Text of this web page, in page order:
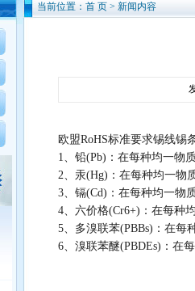
当前位置：首 页 > 新闻内容
欧盟RoHS标准要求锡线锡
1、铅(Pb)：在每种均一物
2、汞(Hg)：在每种均一物
3、镉(Cd)：在每种均一物
4、六价格(Cr6+)：在每种
5、多溴联苯(PBBs)：在每
6、溴联苯醚(PBDEs)：在